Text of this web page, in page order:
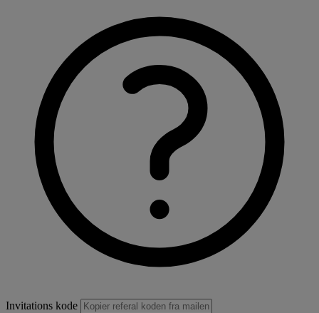
Invitations kode